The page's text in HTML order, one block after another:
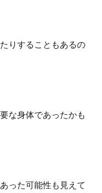
りすることもあるの
な身体であったかも
った可能性も見えて